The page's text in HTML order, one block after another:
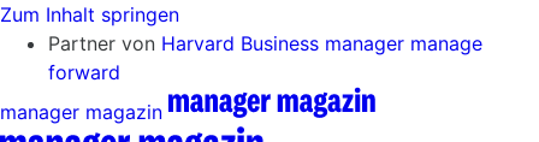
Zum Inhalt springen
Partner von Harvard Business manager manage
forward
manager magazin